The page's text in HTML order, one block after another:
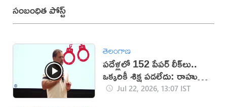
సంబంధిత పోస్ట్
తెలంగాణ
పదేళ్లలో 152 పేపర్ లీక్‌లు..
ఒక్కరికీ శిక్ష పడలేదు: రాహుల్
గాంధీJul 22, 2026, 13:07 IST